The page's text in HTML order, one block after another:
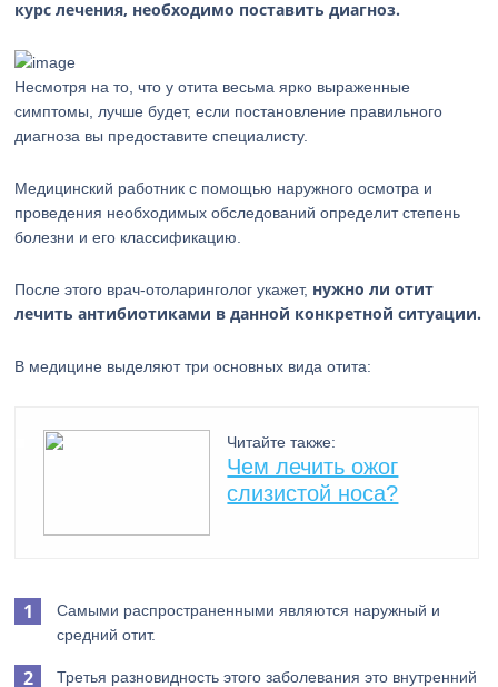
курс лечения, необходимо поставить диагноз.
Несмотря на то, что у отита весьма ярко выраженные
симптомы, лучше будет, если постановление правильного
диагноза вы предоставите специалисту.
Медицинский работник с помощью наружного осмотра и
проведения необходимых обследований определит степень
болезни и его классификацию.
После этого врач-отоларинголог укажет, нужно ли отит
лечить антибиотиками в данной конкретной ситуации.
В медицине выделяют три основных вида отита:
Читайте также:
Чем лечить ожог
слизистой носа?
Самыми распространенными являются наружный и
средний отит.
Третья разновидность этого заболевания это внутренний